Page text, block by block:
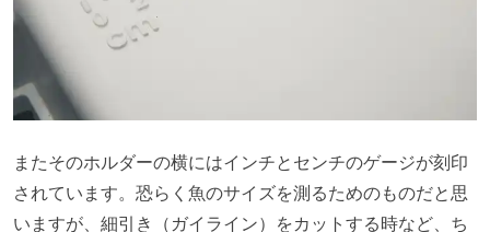
またそのホルダーの横にはインチとセンチのゲージが刻印
されています。恐らく魚のサイズを測るためのものだと思
いますが、細引き（ガイライン）をカットする時など、ち